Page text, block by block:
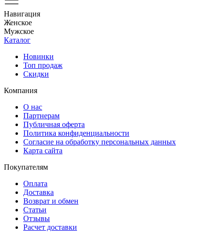
Навигация
Женское
Мужское
Каталог
Новинки
Топ продаж
Скидки
Компания
О нас
Партнерам
Публичная оферта
Политика конфиденциальности
Согласие на обработку персональных данных
Карта сайта
Покупателям
Оплата
Доставка
Возврат и обмен
Статьи
Отзывы
Расчет доставки